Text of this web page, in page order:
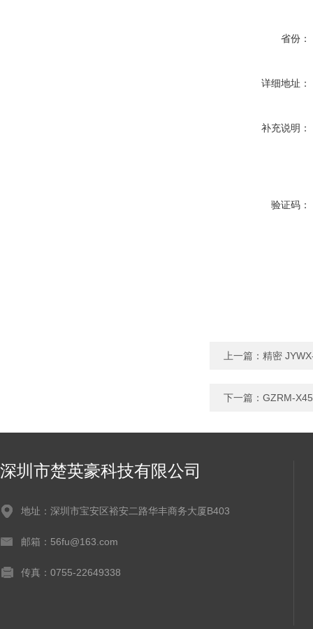
省份：
详细地址：
补充说明：
验证码：
上一篇： 精密
下一篇： GZRM-
深圳市楚英豪科技有限公司
地址：深圳市宝安区裕安二路华丰商务大厦B403
邮箱：56fu@163.com
传真：0755-22649338